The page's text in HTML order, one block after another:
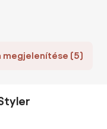
megjelenítése (5)